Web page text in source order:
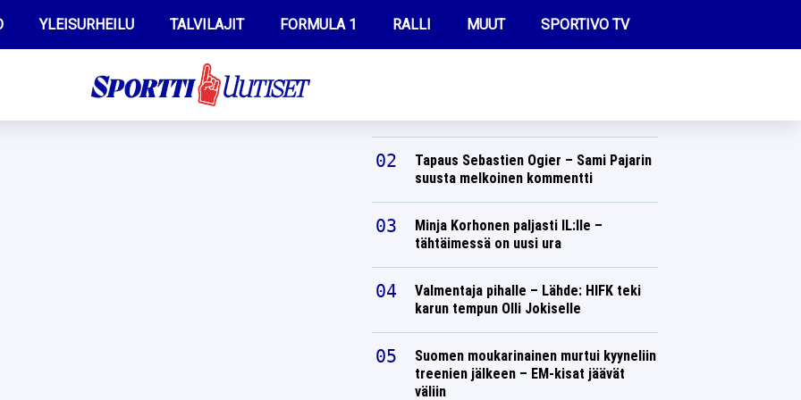
YLEISURHEILU TALVILAJIT FORMULA 1 RALLI MUUT
OLYMPIALAISET
SPORTIVO TV
Tapaus Sebastien Ogier – Sami Pajarin
suusta melkoinen kommentti
Minja Korhonen paljasti IL:lle –
tähtäimessä on uusi ura
Valmentaja pihalle – Lähde: HIFK teki
karun tempun Olli Jokiselle
Suomen moukarinainen murtui kyyneliin
treenien jälkeen – EM-kisat jäävät
väliin